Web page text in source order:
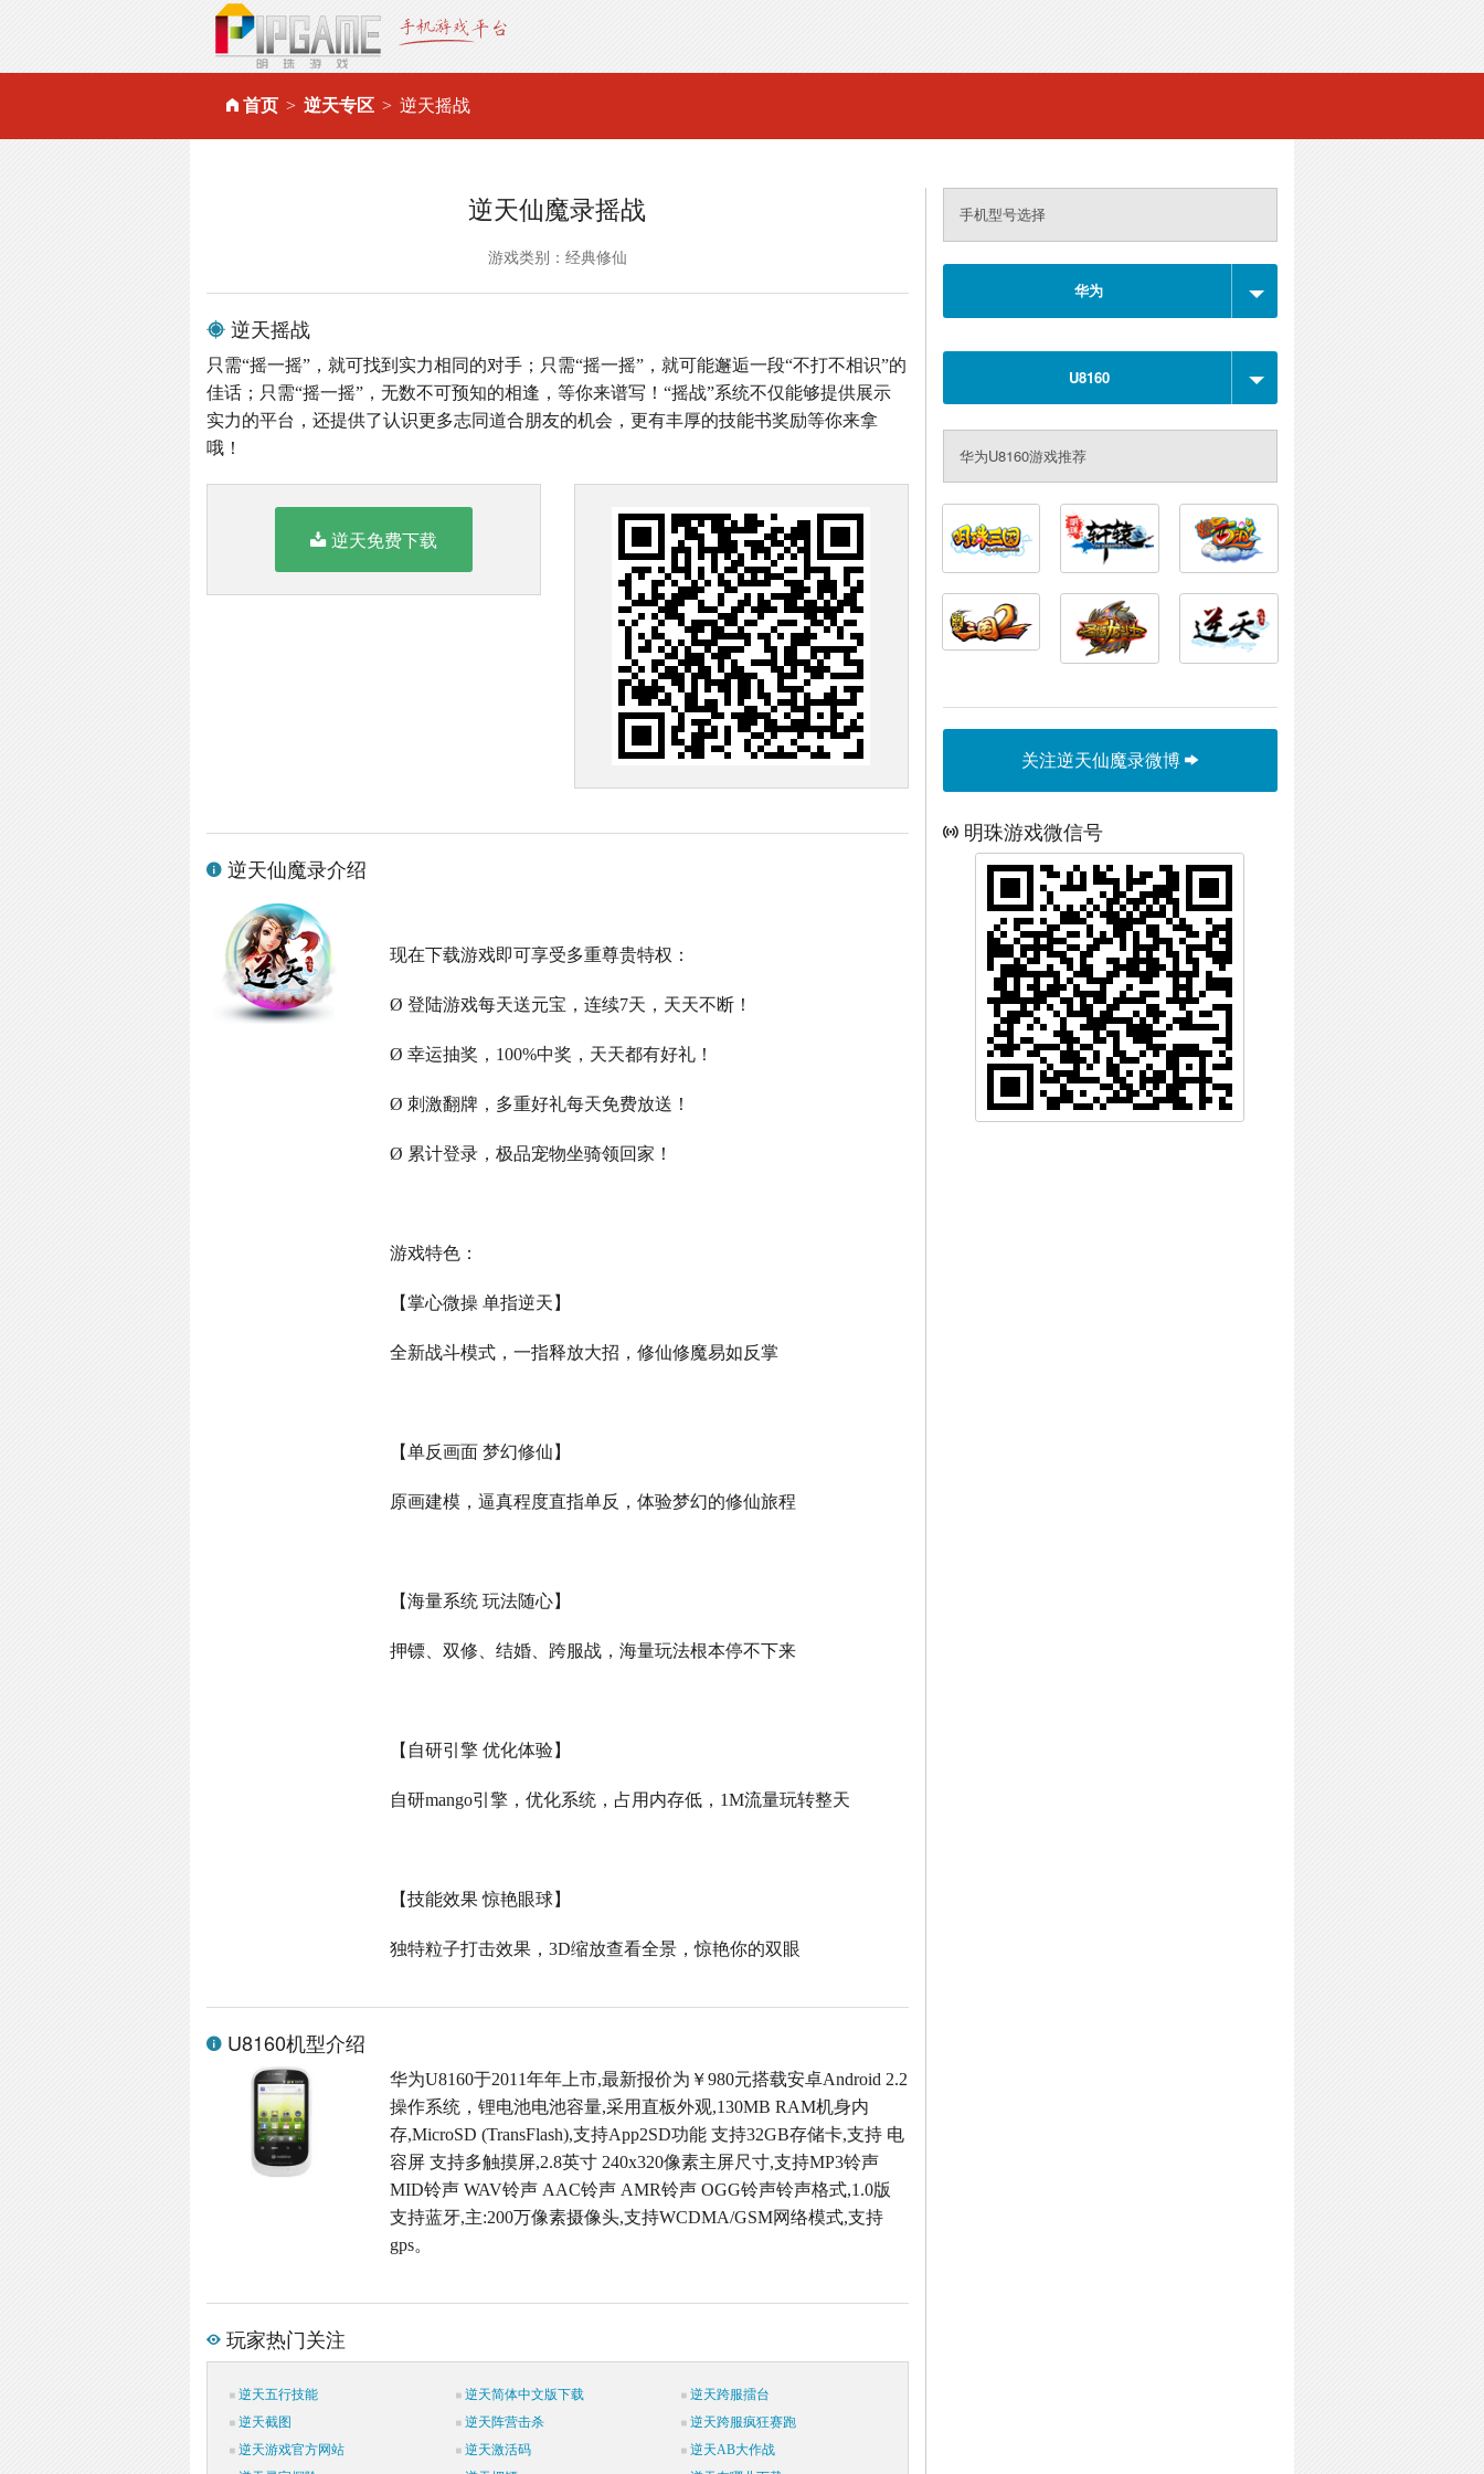
首页 逆天专区 逆天摇战
逆天仙魔录摇战
游戏类别：经典修仙
逆天摇战
只需“摇一摇”，就可找到实力相同的对手；只需“摇一摇”，就可能邂逅一段“不打不相识”的
佳话；只需“摇一摇”，无数不可预知的相逢，等你来谱写！“摇战”系统不仅能够提供展示
实力的平台，还提供了认识更多志同道合朋友的机会，更有丰厚的技能书奖励等你来拿
哦！
逆天免费下载
逆天仙魔录介绍
现在下载游戏即可享受多重尊贵特权：
Ø 登陆游戏每天送元宝，连续7天，天天不断！
Ø 幸运抽奖，100%中奖，天天都有好礼！
Ø 刺激翻牌，多重好礼每天免费放送！
Ø 累计登录，极品宠物坐骑领回家！
游戏特色：
【掌心微操 单指逆天】
全新战斗模式，一指释放大招，修仙修魔易如反掌
【单反画面 梦幻修仙】
原画建模，逼真程度直指单反，体验梦幻的修仙旅程
【海量系统 玩法随心】
押镖、双修、结婚、跨服战，海量玩法根本停不下来
【自研引擎 优化体验】
自研mango引擎，优化系统，占用内存低， 1M流量玩转整天
【技能效果 惊艳眼球】
独特粒子打击效果，3D缩放查看全景，惊艳你的双眼
U8160机型介绍
华为U8160于2011年年上市,最新报价为￥980元搭载安卓Android 2.2
操作系统，锂电池电池容量,采用直板外观,130MB RAM机身内
存,MicroSD (TransFlash),支持App2SD功能 支持32GB存储卡,支持 电
容屏 支持多触摸屏,2.8英寸 240x320像素主屏尺寸,支持MP3铃声
MID铃声 WAV铃声 AAC铃声 AMR铃声 OGG铃声铃声格式,1.0版
支持蓝牙,主:200万像素摄像头,支持WCDMA/GSM网络模式,支持
gps。
玩家热门关注
逆天五行技能 逆天简体中文版下载
逆天跨服擂台
逆天截图
逆天阵营击杀
逆天跨服疯狂赛跑
逆天游戏官方网站
逆天激活码
逆天AB大作战
手机型号选择
华为
U8160
华为U8160游戏推荐
关注逆天仙魔录微博
明珠游戏微信号